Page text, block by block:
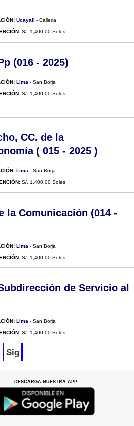
Ucayali - Calleria
S/. 1,400.00 Soles
(016 - 2025)
Lima - San Borja
S/. 1,400.00 Soles
CC. de la
( 015 - 2025 )
Lima - San Borja
S/. 1,400.00 Soles
la Comunicación (014 -
Lima - San Borja
S/. 1,400.00 Soles
de Servicio al
Lima - San Borja
S/. 1,400.00 Soles
Sig
DESCARGA NUESTRA APP